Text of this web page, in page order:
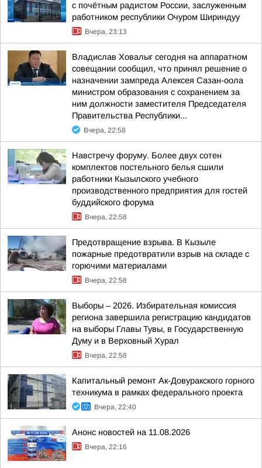
с почётным радистом России, заслуженным
работником республики Очуром Шириндуу
Вчера, 23:13
Владислав Ховалыг сегодня на аппаратном
совещании сообщил, что принял решение о
назначении зампреда Алексея Сазан-оола
министром образования с сохранением за
ним должности заместителя Председателя
Правительства Республики...
Вчера, 22:58
Навстречу форуму. Более двух сотен
комплектов постельного белья сшили
работники Кызылского учебного
производственного предприятия для гостей
буддийского форума
Вчера, 22:58
Предотвращение взрыва. В Кызыле
пожарные предотвратили взрыв на складе с
горючими материалами
Вчера, 22:58
Выборы – 2026. Избирательная комиссия
региона завершила регистрацию кандидатов
на выборы Главы Тувы, в Государственную
Думу и в Верховный Хурал
Вчера, 22:58
Капитальный ремонт Ак-Довуракского горного
техникума в рамках федерального проекта
Вчера, 22:40
Анонс новостей на 11.08.2026
Вчера, 22:16